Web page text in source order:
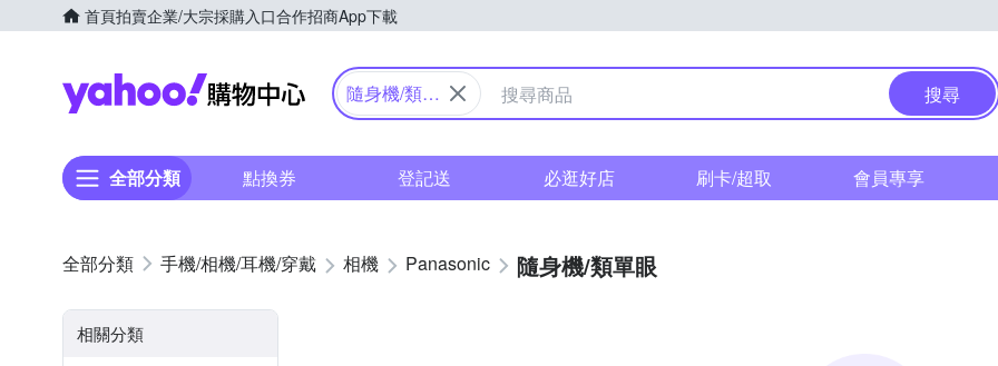
首頁拍賣企業/大宗採購入口合作招商App下載
Yahoo購物中心
隨身機/類單
搜尋
全部分類 點換券 登記送 必逛好店 刷卡/超取 會員專享
手機/相機/耳機/穿戴 相機 Panasonic 隨身機/類單眼
相關分類